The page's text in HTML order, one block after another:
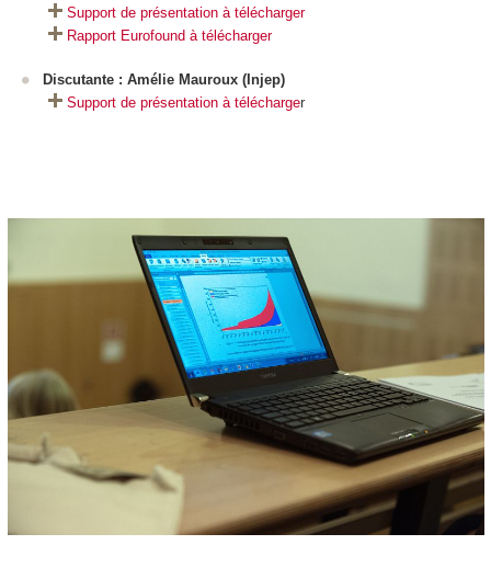
Support de présentation à télécharger
Rapport Eurofound à télécharger
Discutante : Amélie Mauroux (Injep)
Support de présentation à télécharger